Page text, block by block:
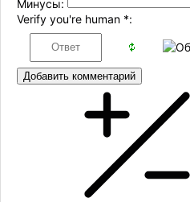
Минусы:
Verify you're human *:
Добавить комментарий